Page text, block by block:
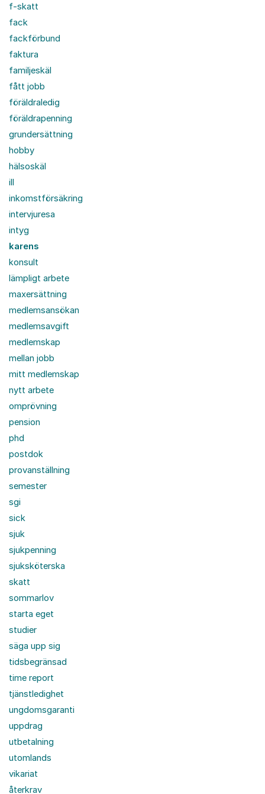
f-skatt
fack
fackförbund
faktura
familjeskäl
fått jobb
föräldraledig
föräldrapenning
grundersättning
hobby
hälsoskäl
ill
inkomstförsäkring
intervjuresa
intyg
karens
konsult
lämpligt arbete
maxersättning
medlemsansökan
medlemsavgift
medlemskap
mellan jobb
mitt medlemskap
nytt arbete
omprövning
pension
phd
postdok
provanställning
semester
sgi
sick
sjuk
sjukpenning
sjuksköterska
skatt
sommarlov
starta eget
studier
säga upp sig
tidsbegränsad
time report
tjänstledighet
ungdomsgaranti
uppdrag
utbetalning
utomlands
vikariat
återkrav